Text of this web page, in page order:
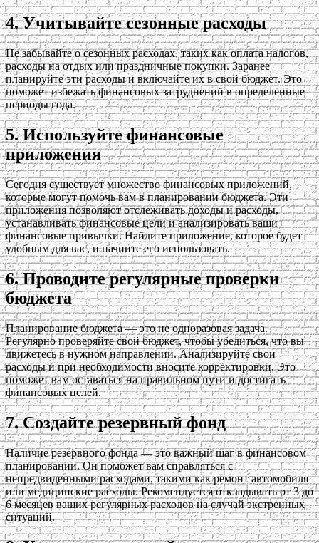
4. Учитывайте сезонные расходы
Не забывайте о сезонных расходах, таких как оплата налогов,
расходы на отдых или праздничные покупки. Заранее
планируйте эти расходы и включайте их в свой бюджет. Это
поможет избежать финансовых затруднений в определенные
периоды года.
5. Используйте финансовые
приложения
Сегодня существует множество финансовых приложений,
которые могут помочь вам в планировании бюджета. Эти
приложения позволяют отслеживать доходы и расходы,
устанавливать финансовые цели и анализировать ваши
финансовые привычки. Найдите приложение, которое будет
удобным для вас, и начните его использовать.
6. Проводите регулярные проверки
бюджета
Планирование бюджета — это не одноразовая задача.
Регулярно проверяйте свой бюджет, чтобы убедиться, что вы
движетесь в нужном направлении. Анализируйте свои
расходы и при необходимости вносите корректировки. Это
поможет вам оставаться на правильном пути и достигать
финансовых целей.
7. Создайте резервный фонд
Наличие резервного фонда — это важный шаг в финансовом
планировании. Он поможет вам справляться с
непредвиденными расходами, такими как ремонт автомобиля
или медицинские расходы. Рекомендуется откладывать от 3 до
6 месяцев ваших регулярных расходов на случай экстренных
ситуаций.